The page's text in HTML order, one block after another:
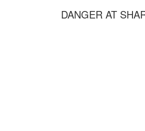
DANGER AT